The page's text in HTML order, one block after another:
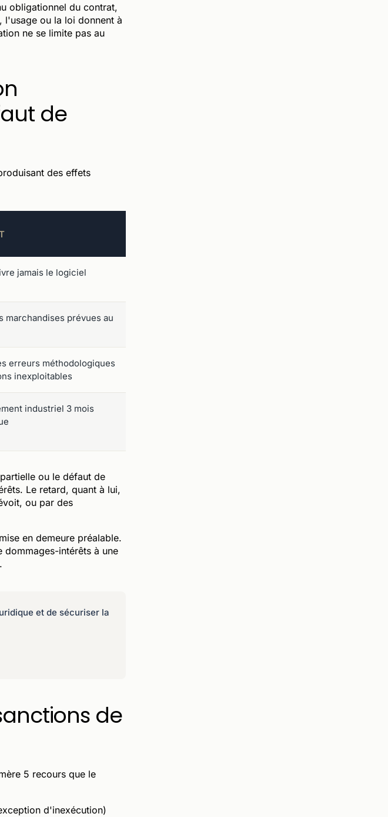
obligationnel du contrat,
l'usage ou la loi donnent à
ne se limite pas au
de
des effets
jamais le logiciel
marchandises prévues au
erreurs méthodologiques
inexploitables
industriel 3 mois
ou le défaut de
Le retard, quant à lui,
ou par des
en demeure préalable.
intérêts à une
et de sécuriser la
de
5 recours que le
d'inexécution)